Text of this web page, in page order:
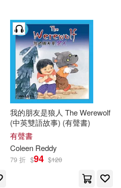
我的朋友是狼人 The Werewolf
(中英雙語故事) (有聲書)
有聲書
Coleen Reddy
79 折 $94 $120